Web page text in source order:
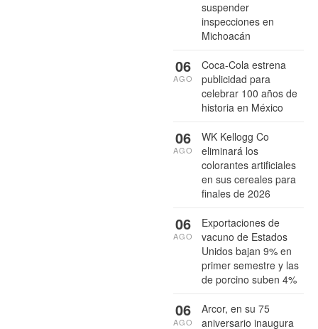
suspender
inspecciones en
Michoacán
Coca-Cola estrena
publicidad para
celebrar 100 años de
historia en México
06
AGO
WK Kellogg Co
eliminará los
colorantes artificiales
en sus cereales para
finales de 2026
06
AGO
Exportaciones de
vacuno de Estados
Unidos bajan 9% en
primer semestre y las
de porcino suben 4%
06
AGO
Arcor, en su 75
aniversario inaugura
06
AGO